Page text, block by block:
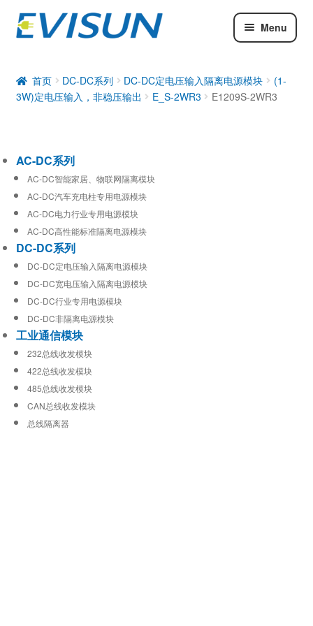
Menu
DC-DC系列
工业通信模块
首页 DC-DC系列 DC-DC定电压输入隔离电源模块
(1-
3W)定电压输入，非稳压输出
E_S-2WR3 E1209S-2WR3
AC-DC系列
AC-DC智能家居、物联网隔离模块
AC-DC汽车充电柱专用电源模块
AC-DC电力行业专用电源模块
AC-DC高性能标准隔离电源模块
DC-DC系列
DC-DC定电压输入隔离电源模块
DC-DC宽电压输入隔离电源模块
DC-DC行业专用电源模块
DC-DC非隔离电源模块
工业通信模块
232总线收发模块
422总线收发模块
485总线收发模块
CAN总线收发模块
总线隔离器